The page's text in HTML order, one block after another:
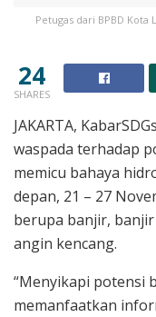
Petugas dari BPBD
24
SHARES
JAKARTA,
waspada terhadap
memicu bahaya
depan, 21 – 27
berupa banjir,
angin kencang.
“Menyikapi potensi
memanfaatkan